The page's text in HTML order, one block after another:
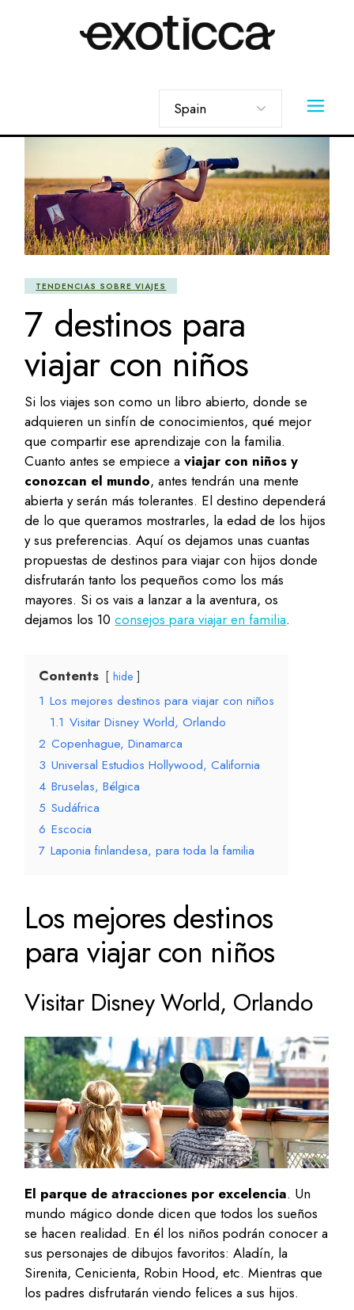
idioma
TENDENCIAS SOBRE VIAJES
7 destinos para
viajar con niños
Si los viajes son como un libro abierto, donde se
adquieren un sinfín de conocimientos, qué mejor
que compartir ese aprendizaje con la familia.
Cuanto antes se empiece aviajar con niños y
conozcan el mundo, antes tendrán una mente
abierta y serán más tolerantes. El destino dependerá
de lo que queramos mostrarles, la edad de los hijos
y sus preferencias. Aquí os dejamos unas cuantas
propuestas de destinos para viajar con hijos donde
disfrutarán tanto los pequeños como los más
mayores. Si os vais a lanzar a la aventura, os
dejamos los 10consejos para viajar en familia.
Contents hide
1 Los mejores destinos para viajar con niños
1.1 Visitar Disney World, Orlando
2 Copenhague, Dinamarca
3 Universal Estudios Hollywood, California
4 Bruselas, Bélgica
5 Sudáfrica
6 Escocia
7 Laponia finlandesa, para toda la familia
Los mejores destinos
para viajar con niños
Visitar Disney World, Orlando
El parque de atracciones por excelencia. Un
mundo mágico donde dicen que todos los sueños
se hacen realidad. En él los niños podrán conocer a
sus personajes de dibujos favoritos: Aladín, la
Sirenita, Cenicienta, Robin Hood, etc. Mientras que
los padres disfrutarán viendo felices a sus hijos.